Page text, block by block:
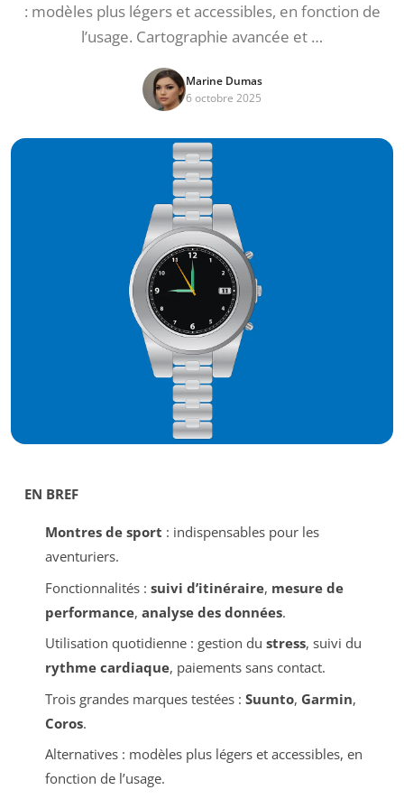
: modèles plus légers et accessibles, en fonction de
l’usage. Cartographie avancée et …
Marine Dumas
6 octobre 2025
EN BREF
Montres de sport : indispensables pour les
aventuriers.
Fonctionnalités : suivi d’itinéraire, mesure de
performance, analyse des données.
Utilisation quotidienne : gestion du stress, suivi du
rythme cardiaque, paiements sans contact.
Trois grandes marques testées : Suunto, Garmin,
Coros.
Alternatives : modèles plus légers et accessibles, en
fonction de l’usage.